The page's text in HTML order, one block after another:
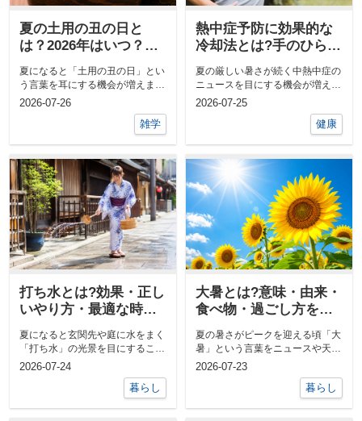
夏の土用の丑の日と
は？2026年はいつ？由
由をわかりやすく解説
夏になると「土用の丑の日」とい
う言葉を耳にする機会が増えま
す。スーパーや飲食店にはうなぎ
2026-07-26
雑学
熱中症予防に効果的な
冷却法とは?手のひら冷
を解説
夏の厳しい暑さが続く中熱中症の
ニュースを目にする機会が増えて
います。水分補給や塩分補給はも
2026-07-25
健康
打ち水とは?効果・正し
いやり方・最適な時間
帯を徹底解説
夏になると玄関先や庭に水をまく
「打ち水」の光景を目にすること
があります。古くから日本に伝わ
2026-07-24
暮らし
大暑とは?意味・由来・
食べ物・過ごし方を徹
底解説
夏の暑さがピークを迎える頃「大
暑」という言葉をニュースや天気
予報で耳にする方も多いのではな
2026-07-23
暮らし